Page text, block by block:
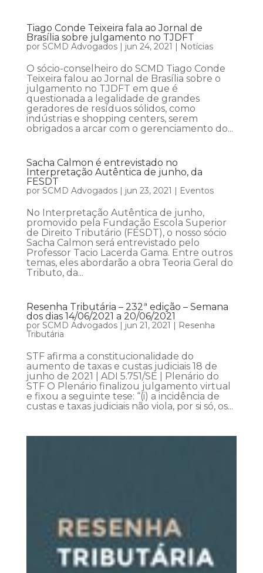
Tiago Conde Teixeira fala ao Jornal de
Brasília sobre julgamento no TJDFT
por SCMD Advogados| jun 24, 2021 | Notícias
O sócio-conselheiro do SCMD Tiago Conde
Teixeira falou ao Jornal de Brasília sobre o
julgamento no TJDFT em que é
questionada a legalidade de grandes
geradores de resíduos sólidos, como
indústrias e shopping centers, serem
obrigados a arcar com o gerenciamento do...
Sacha Calmon é entrevistado no
Interpretação Autêntica de junho, da
FESDT
por SCMD Advogados| jun 23, 2021 | Eventos
No Interpretação Autêntica de junho,
promovido pela Fundação Escola Superior
de Direito Tributário (FESDT), o nosso sócio
Sacha Calmon será entrevistado pelo
Professor Tacio Lacerda Gama. Entre outros
temas, eles abordarão a obra Teoria Geral do
Tributo, da...
Resenha Tributária – 232ª edição – Semana
dos dias 14/06/2021 a 20/06/2021
por SCMD Advogados| jun 21, 2021 | Resenha
Tributária
STF afirma a constitucionalidade do
aumento de taxas e custas judiciais 18 de
junho de 2021 | ADI 5.751/SE | Plenário do
STF O Plenário finalizou julgamento virtual
e fixou a seguinte tese: “(i) a incidência de
custas e taxas judiciais não viola, por si só, os...